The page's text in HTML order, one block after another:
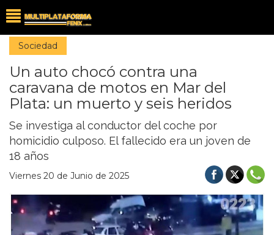
Sociedad
Un auto chocó contra una
caravana de motos en Mar del
Plata: un muerto y seis heridos
Se investiga al conductor del coche por
homicidio culposo. El fallecido era un joven de
18 años
Viernes 20 de Junio de 2025